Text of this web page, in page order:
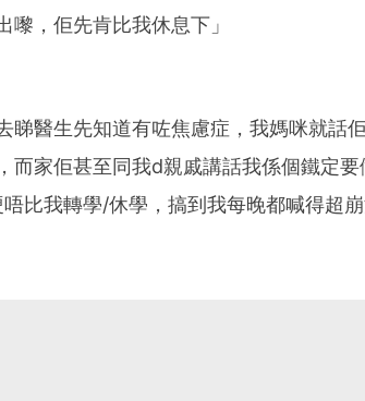
嚟，佢先肯比我休息下」
睇醫生先知道有咗焦慮症，我媽咪就話
而家佢甚至同我d親戚講話我係個鐵定
比我轉學/休學，搞到我每晚都喊得超崩